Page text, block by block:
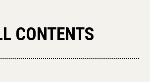
CONTENTS